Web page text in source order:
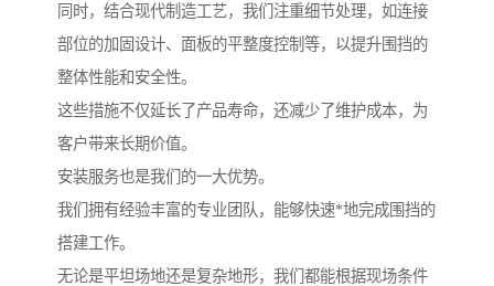
同时，结合现代制造工艺，我们注重细节处理，如连接
部位的加固设计、面板的平整度控制等，以提升围挡的
整体性能和安全性。
这些措施不仅延长了产品寿命，还减少了维护成本，为
客户带来长期价值。
安装服务也是我们的一大优势。
我们拥有经验丰富的专业团队，能够快速*地完成围挡的
搭建工作。
无论是平坦场地还是复杂地形，我们都能根据现场条件